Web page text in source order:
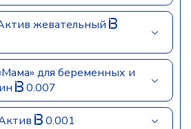
жевательный
для беременных и
0.007
0.001